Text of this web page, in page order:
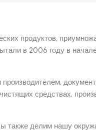
продуктов,
в 2006 году в
средствах,
также делим нашу